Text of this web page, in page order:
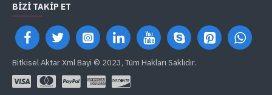
BIZI TAKIP ET
Bitkisel Aktar Xml Bayi © 2023, Tüm Hakları Saklıdır.